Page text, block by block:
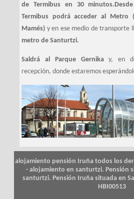
de Termibus en 30
Termibus podrá acceder al Metro
Mamés) y en ese medio de transporte
metro de Santurtzi.
Saldrá al Parque Gernikay, en
recepción, donde estaremos
alojamiento pensión Iruña todos los
- alojamiento en santurtzi. Pensión
santurtzi. Pensión Iruña situada en
HBI00513